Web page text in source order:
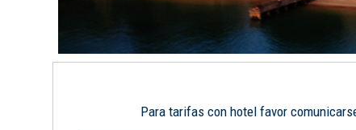
Para tarifas con hotel favor